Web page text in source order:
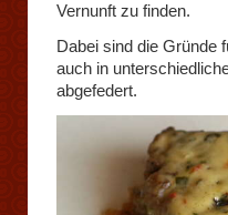
Vernunft zu finden.
Dabei sind die Gründe
auch in
abgefedert.